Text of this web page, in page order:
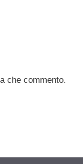
che commento.